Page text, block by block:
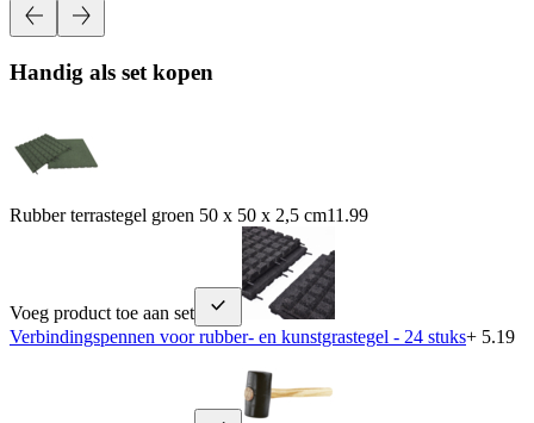
Handig als set kopen
Rubber terrastegel groen 50 x 50 x 2,5 cm11.99
Voeg product toe aan set
Verbindingspennen voor rubber- en kunstgrastegel - 24 stuks+ 5.19